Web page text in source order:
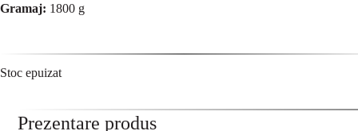
Gramaj: 1800 g
Stoc epuizat
Prezentare produs